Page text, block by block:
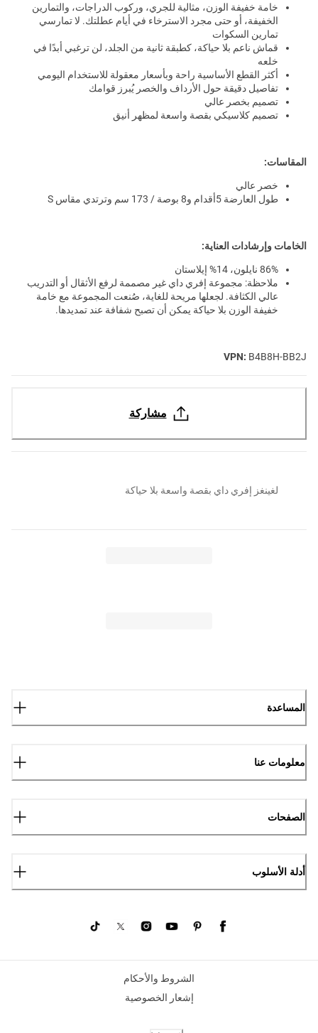
خامة خفيفة الوزن، مثالية للجري، وركوب الدراجات، والتمارين
الخفيفة، أو حتى مجرد الاسترخاء في أيام عطلتك. لا تمارسي
تمارين السكوات
قماش ناعم بلا حياكة، كطبقة ثانية من الجلد، لن ترغبي أبدًا في
خلعه
أكثر القطع الأساسية راحة وبأسعار معقولة للاستخدام اليومي
تفاصيل دقيقة حول الأرداف والخصر يُبرز قوامك
تصميم بخصر عالي
تصميم كلاسيكي بقصة واسعة لمظهر أنيق
المقاسات:
خصر عالي
طول العارضة 5أقدام و8 بوصة / 173 سم وترتدي مقاس S
الخامات وإرشادات العناية:
86% نايلون، 14% إيلاستان
ملاحظة: مجموعة إفري داي غير مصممة لرفع الأثقال أو التدريب
عالي الكثافة. لجعلها مريحة للغاية، صُنعت المجموعة مع خامة
خفيفة الوزن بلا حياكة يمكن أن تصبح شفافة عند تمديدها.
VPN: B4B8H-BB2J
مشاركة
لغينغز إفري داي بقصة واسعة بلا حياكة
المساعدة
معلومات عنا
الصفحات
أدلة الأسلوب
الشروط والأحكام
إشعار الخصوصية